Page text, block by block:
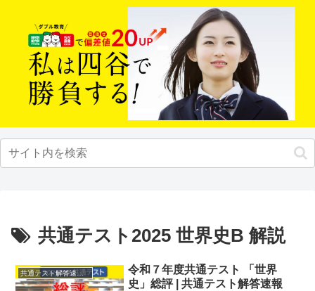
共通テスト2025 世界史B 解説
共通テスト解答速報2025
令和７年度共通テスト 「世界
史」総評 | 共通テスト解答速報